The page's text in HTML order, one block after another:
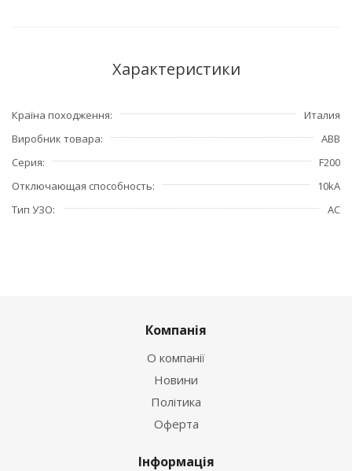
Характеристики
Країна походження
Италия
Виробник товара
ABB
Серия
F200
Отключающая способность
10kA
Тип УЗО
АС
Компанія
О компанії
Новини
Політика
Оферта
Інформація